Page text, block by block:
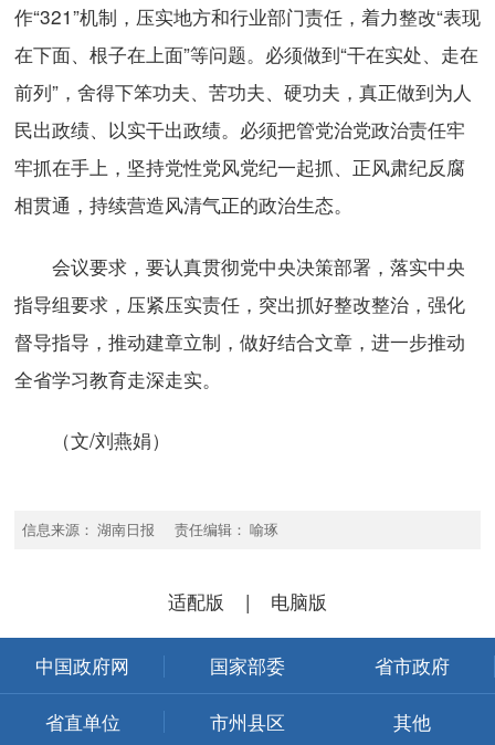
作“321”机制，压实地方和行业部门责任，着力整改“表现
在下面、根子在上面”等问题。必须做到“干在实处、走在
前列”，舍得下笨功夫、苦功夫、硬功夫，真正做到为人
民出政绩、以实干出政绩。必须把管党治党政治责任牢
牢抓在手上，坚持党性党风党纪一起抓、正风肃纪反腐
相贯通，持续营造风清气正的政治生态。
会议要求，要认真贯彻党中央决策部署，落实中央
指导组要求，压紧压实责任，突出抓好整改整治，强化
督导指导，推动建章立制，做好结合文章，进一步推动
全省学习教育走深走实。
（文/刘燕娟）
信息来源： 湖南日报 责任编辑： 喻琢
适配版 | 电脑版
中国政府网 国家部委 省市政府
省直单位 市州县区 其他